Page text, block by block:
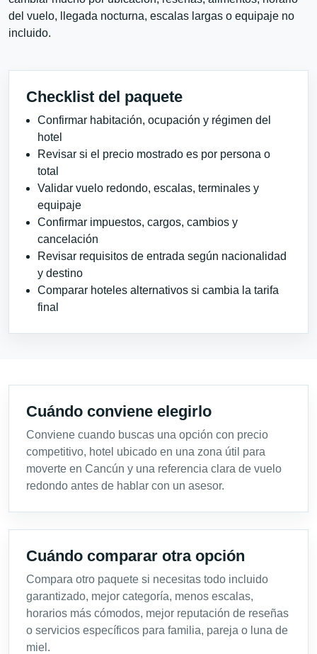
del vuelo, llegada nocturna, escalas largas o equipaje no
incluido.
Checklist del paquete
Confirmar habitación, ocupación y régimen del
hotel
Revisar si el precio mostrado es por persona o
total
Validar vuelo redondo, escalas, terminales y
equipaje
Confirmar impuestos, cargos, cambios y
cancelación
Revisar requisitos de entrada según nacionalidad
y destino
Comparar hoteles alternativos si cambia la tarifa
final
Cuándo conviene elegirlo
Conviene cuando buscas una opción con precio
competitivo, hotel ubicado en una zona útil para
moverte en Cancún y una referencia clara de vuelo
redondo antes de hablar con un asesor.
Cuándo comparar otra opción
Compara otro paquete si necesitas todo incluido
garantizado, mejor categoría, menos escalas,
horarios más cómodos, mejor reputación de reseñas
o servicios específicos para familia, pareja o luna de
miel.